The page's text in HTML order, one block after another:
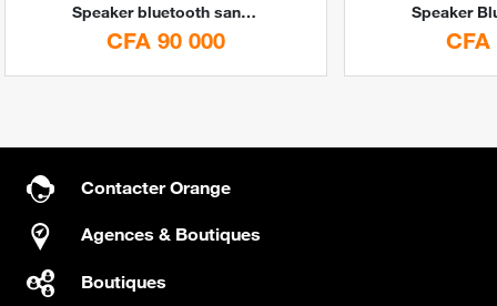
Speaker bluetooth sans fil SK60 MOXOM By CAC
CFA 90 000 CFA
Contacter Orange
Agences & Boutiques
Boutiques